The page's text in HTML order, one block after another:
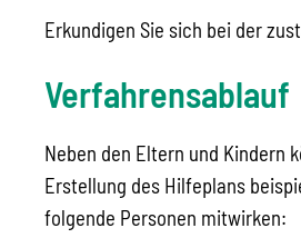
Erkundigen Sie sich bei der
Verfahrensablauf
Neben den Eltern und Kindern
Erstellung des Hilfeplans
folgende Personen mitwirken: